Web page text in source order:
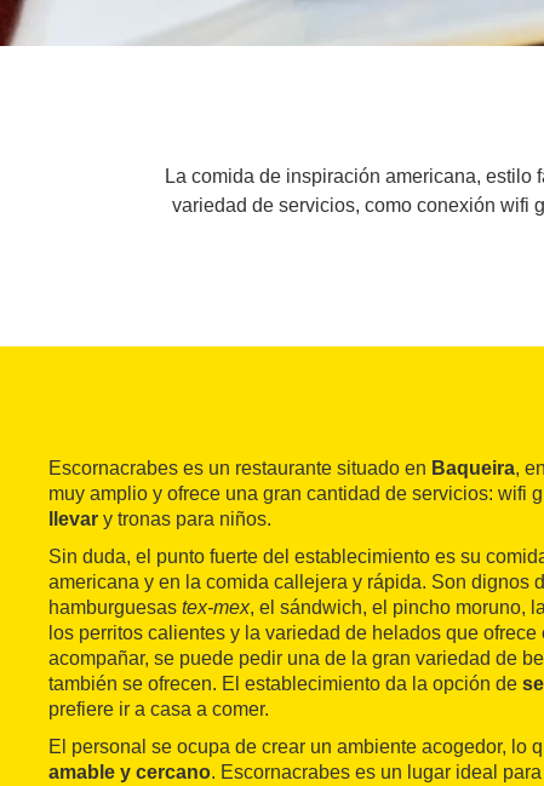
La comida de inspiración americana, estilo
variedad de servicios, como conexión wifi
Escornacrabes es un restaurante situado en Baqueira, en
muy amplio y ofrece una gran cantidad de servicios: wifi
llevar y tronas para niños.
Sin duda, el punto fuerte del establecimiento es su
americana y en la comida callejera y rápida. Son dignos
hamburguesas tex-mex, el sándwich, el pincho moruno,
los perritos calientes y la variedad de helados que
acompañar, se puede pedir una de la gran variedad de
también se ofrecen. El establecimiento da la opción de
prefiere ir a casa a comer.
El personal se ocupa de crear un ambiente acogedor, lo
amable y cercano. Escornacrabes es un lugar ideal